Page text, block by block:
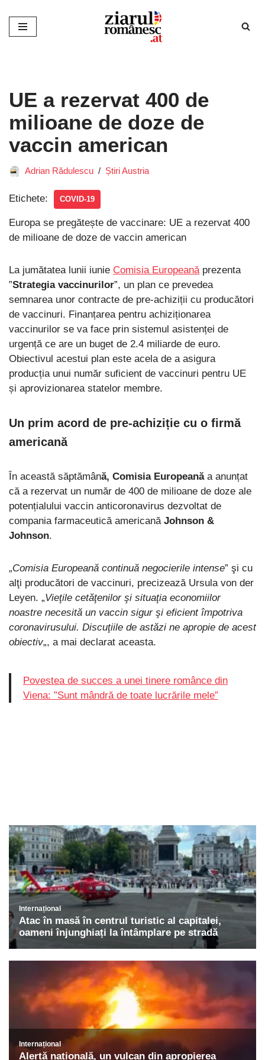
Sari
UE a rezervat 400 de
milioane de doze de
vaccin american
Adrian Rădulescu Știri Austria
Etichete: COVID-19
Europa se pregătește de vaccinare: UE a rezervat 400
de milioane de doze de vaccin american
La jumătatea lunii iunie Comisia Europeanăprezenta
”Strategia vaccinurilor”, un plan ce prevedea
semnarea unor contracte de pre-achiziții cu producători
de vaccinuri. Finanțarea pentru achiziționarea
vaccinurilor se va face prin sistemul asistenței de
urgență ce are un buget de 2.4 miliarde de euro.
Obiectivul acestui plan este acela de a asigura
producția unui număr suficient de vaccinuri pentru UE
și aprovizionarea statelor membre.
Un prim acord de pre-achiziție cu o firmă
americană
În această săptămână, Comisia Europeanăa anunțat
că a rezervat un număr de 400 de milioane de doze ale
potențialului vaccin anticoronavirus dezvoltat de
compania farmaceutică americană Johnson &
Johnson.
„Comisia Europeană continuă negocierile intense” şi cu
alţi producători de vaccinuri, precizează Ursula von der
Leyen. „Vieţile cetăţenilor şi situaţia economiilor
noastre necesită un vaccin sigur şi eficient împotriva
coronavirusului. Discuţiile de astăzi ne apropie de acest
obiectiv„, a mai declarat aceasta.
Povestea de succes a unei tinere românce din
Viena: ”Sunt mândră de toate lucrările mele”